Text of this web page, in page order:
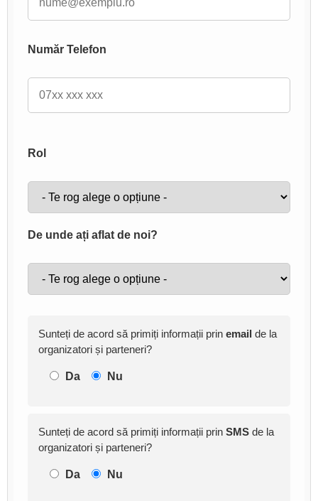
Număr Telefon
Rol
De unde ați aflat de noi?
Sunteți de acord să primiți informații prin email de la
organizatori și parteneri?
Da Nu
Sunteți de acord să primiți informații prin SMS de la
organizatori și parteneri?
Da Nu